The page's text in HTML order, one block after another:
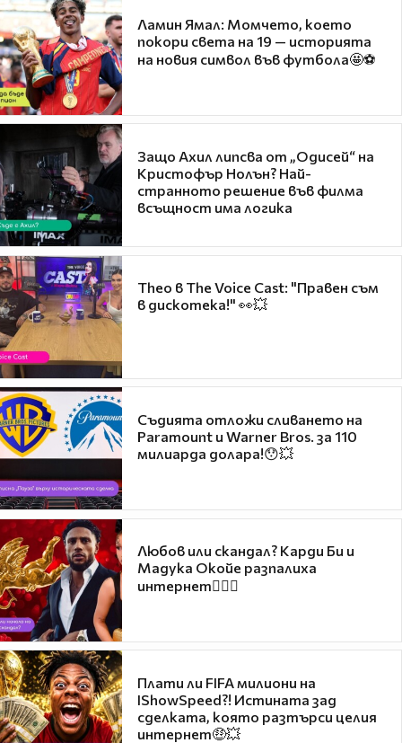
Ламин Ямал: Момчето, което
покори света на 19 — историята
на новия символ във футбола🤩⚽
Защо Ахил липсва от „Одисей“ на
Кристофър Нолън? Най-
странното решение във филма
всъщност има логика
Theo в The Voice Cast: "Правен съм
в дискотека!" 👀💥
Съдията отложи сливането на
Paramount и Warner Bros. за 110
милиарда долара!😯💥
Любов или скандал? Карди Би и
Мадука Окойе разпалиха
интернет❤️‍🔥🔥
Плати ли FIFA милиони на
IShowSpeed?! Истината зад
сделката, която разтърси целия
интернет🤑💥